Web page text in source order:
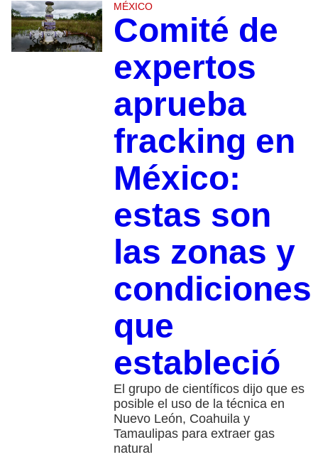
MÉXICO
Comité de
expertos
aprueba
fracking en
México:
estas son
las zonas y
condiciones
que
estableció
El grupo de científicos dijo que es
posible el uso de la técnica en
Nuevo León, Coahuila y
Tamaulipas para extraer gas
natural